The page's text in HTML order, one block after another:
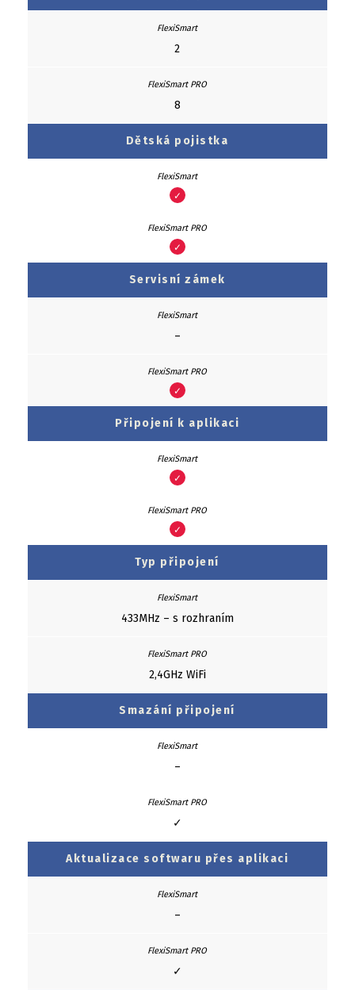
2
8
Dětská pojistka
✓
✓
Servisní zámek
–
✓
Připojení k aplikaci
✓
✓
Typ připojení
433MHz – s rozhraním
2,4GHz WiFi
Smazání připojení
–
✓
Aktualizace softwaru přes aplikaci
–
✓